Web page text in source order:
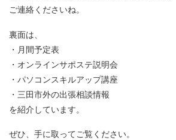
ご連絡くださいね。
裏面は、
・月間予定表
・オンラインサポステ説明会
・パソコンスキルアップ講座
・三田市外の出張相談情報
を紹介しています。
ぜひ、手に取ってご覧ください。